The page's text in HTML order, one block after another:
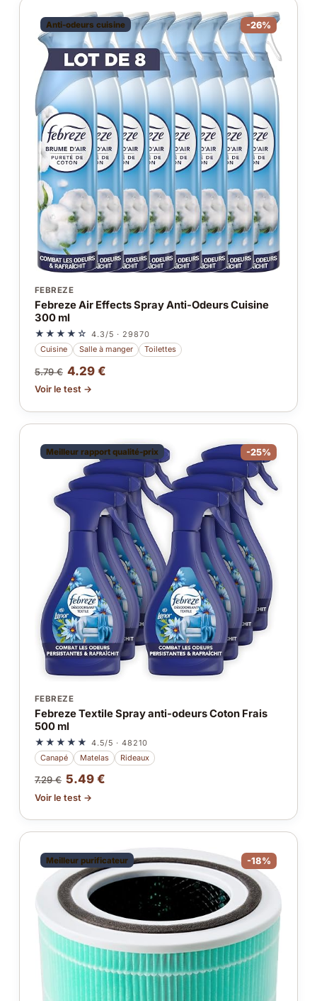
Anti-odeurs cuisine -26%
FEBREZE
Febreze Air Effects Spray Anti-Odeurs Cuisine
300 ml
★★★★☆ 4.3/5 · 29870
Cuisine
Salle à manger Toilettes
5.79 € 4.29 €
Voir le test →
Meilleur rapport qualité-prix -25%
FEBREZE
Febreze Textile Spray anti-odeurs Coton Frais
500 ml
★★★★★ 4.5/5 · 48210
Canapé
Matelas Rideaux
7.29 € 5.49 €
Voir le test →
Meilleur purificateur -18%